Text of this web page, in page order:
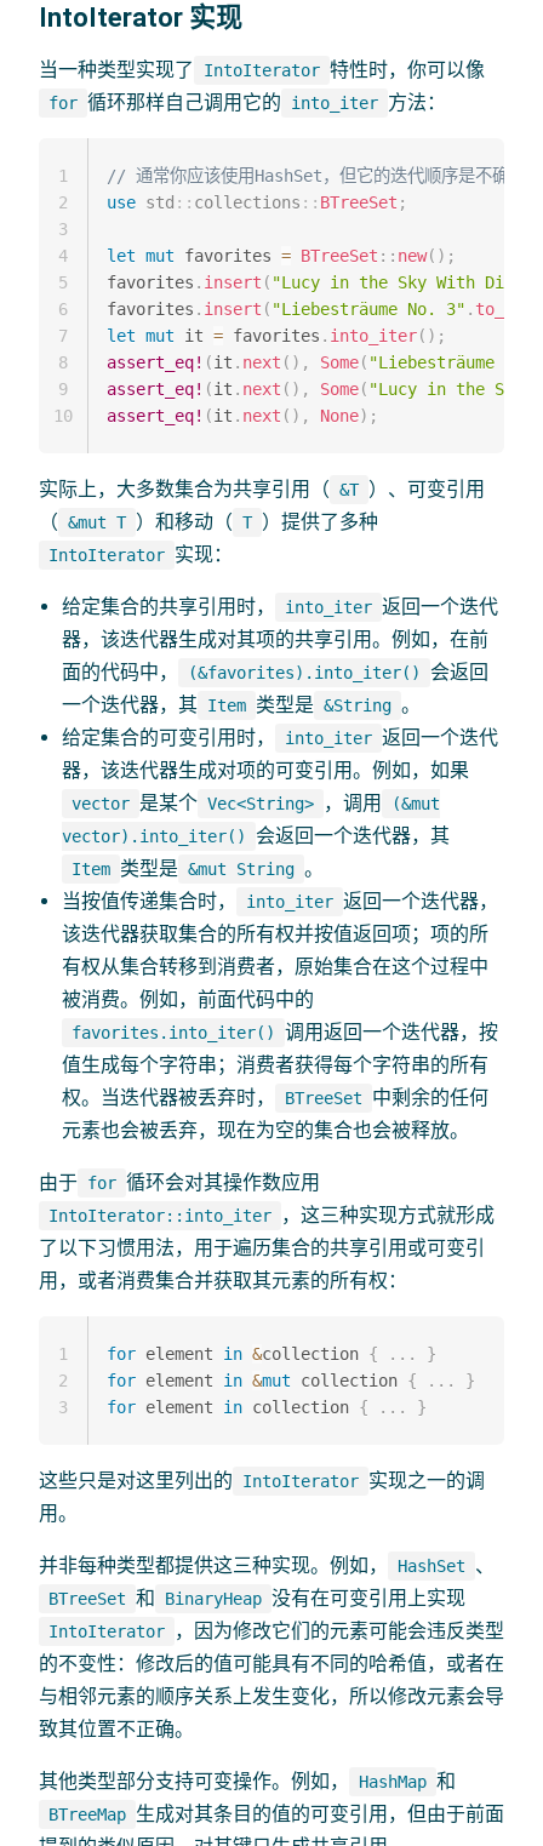
IntoIterator 实现
当一种类型实现了 IntoIterator 特性时，你可以像
for 循环那样自己调用它的 into_iter 方法：
// 通常你应该使用HashSet，但它的迭代顺序是不确定
use std :: collections :: BTreeSet ;
let mut favorites = BTreeSet :: new( ) ;
favorites . insert ( "Lucy in the Sky With
favorites . insert ( "Liebesträume No. 3" .
let mut it = favorites . into_iter( ) ;
assert_eq! (it . next ( ) , Some( "Liebesträume No.
assert_eq! (it . next ( ) , Some( "Lucy in the Sky
assert_eq! (it . next ( ) , None) ;
1
2
3
4
5
6
7
8
9
10
实际上，大多数集合为共享引用（ &T ）、可变引用
（ &mut T ）和移动（ T ）提供了多种
IntoIterator 实现：
给定集合的共享引用时， into_iter 返回一个迭代
器，该迭代器生成对其项的共享引用。例如，在前
面的代码中，
(&favorites).into_iter()
会返回
一个迭代器，其 Item 类型是 &String 。
给定集合的可变引用时，
into_iter 返回一个迭代
器，该迭代器生成对项的可变引用。例如，如果
vector 是某个 Vec<String> ，调用
(&mut
vector).into_iter()
会返回一个迭代器，其
Item 类型是 &mut String 。
当按值传递集合时，
into_iter 返回一个迭代器，
该迭代器获取集合的所有权并按值返回项；项的所
有权从集合转移到消费者，原始集合在这个过程中
被消费。例如，前面代码中的
favorites.into_iter()
调用返回一个迭代器，按
值生成每个字符串；消费者获得每个字符串的所有
权。当迭代器被丢弃时，
BTreeSet
中剩余的任何
元素也会被丢弃，现在为空的集合也会被释放。
由于 for 循环会对其操作数应用
IntoIterator::into_iter
，这三种实现方式就形成
了以下习惯用法，用于遍历集合的共享引用或可变引
用，或者消费集合并获取其元素的所有权：
for element in &collection { ...
}
for element in &mut collection { ...
}
for element in collection { ... }
1
2
3
这些只是对这里列出的 IntoIterator 实现之一的调
用。
并非每种类型都提供这三种实现。例如， HashSet 、
BTreeSet 和 BinaryHeap 没有在可变引用上实现
IntoIterator
，因为修改它们的元素可能会违反类型
的不变性：修改后的值可能具有不同的哈希值，或者在
与相邻元素的顺序关系上发生变化，所以修改元素会导
致其位置不正确。
其他类型部分支持可变操作。例如， HashMap 和
BTreeMap 生成对其条目的值的可变引用，但由于前面